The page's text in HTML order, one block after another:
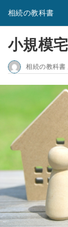
相続の教科書
小規模
相続の教科書